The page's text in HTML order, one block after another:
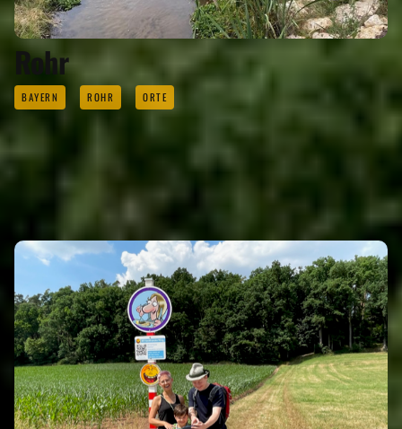
Rohr
BAYERN ROHR ORTE
SEHENSWERTES
Eigenen Eintrag kostenlos erstellen >